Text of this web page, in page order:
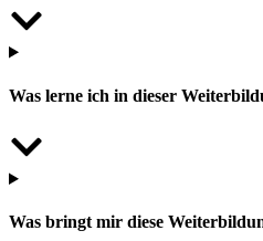
Was lerne ich in dieser
Was bringt mir diese